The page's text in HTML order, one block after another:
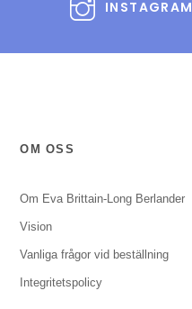
INSTAGRAM
OM OSS
Om Eva Brittain-Long Berlander
Vision
Vanliga frågor vid beställning
Integritetspolicy